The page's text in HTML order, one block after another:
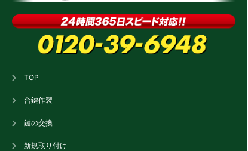
TOP
合鍵作製
鍵の交換
新規取り付け